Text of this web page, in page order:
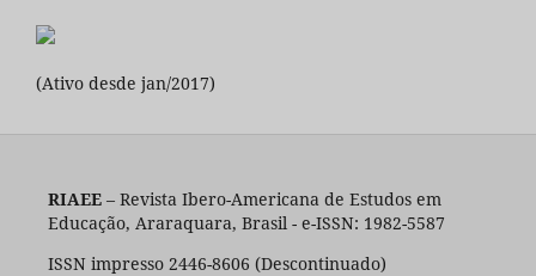
(Ativo desde jan/2017)
RIAEE– Revista Ibero-Americana de Estudos em
Educação, Araraquara, Brasil - e-ISSN: 1982-5587
ISSN impresso 2446-8606 (Descontinuado)